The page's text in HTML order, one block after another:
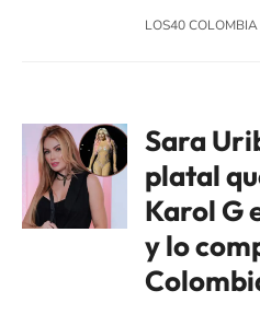
LOS40 COLOMBIA
Sara
platal
Karol G
y lo